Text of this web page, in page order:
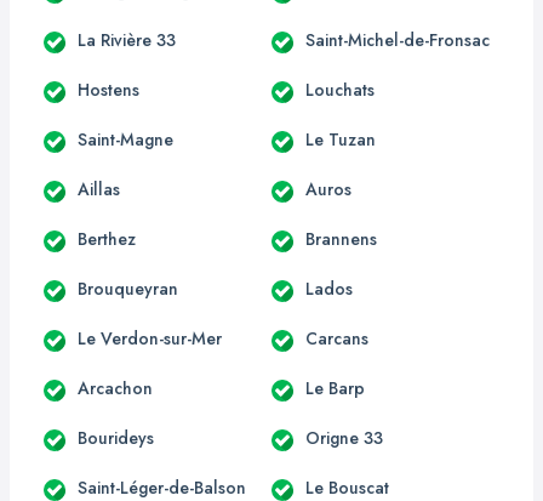
La Rivière 33 Saint-Michel-de-Fronsac
Hostens Louchats
Saint-Magne Le Tuzan
Aillas Auros
Berthez Brannens
Brouqueyran Lados
Le Verdon-sur-Mer Carcans
Arcachon Le Barp
Bourideys Origne 33
Saint-Léger-de-Balson Le Bouscat